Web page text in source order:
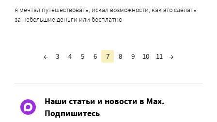
я мечтал путешествовать, искал возможности, как это сделать
за небольшие деньги или бесплатно
← 3 4 5 6 7 8 9 10 11 →
Наши статьи и новости в Max.
Подпишитесь